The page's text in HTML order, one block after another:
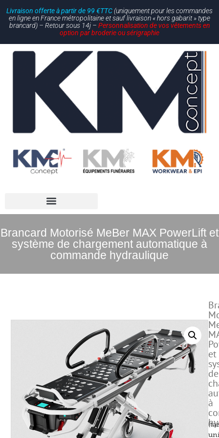
Livraison offerte à partir de 99 €TTC(uniquement pour les commandes
en ligne en France métropolitaine et sauf livraison « hors gabarit » type
brancard) – Retour sous 14j – Personnalisation de vos vêtements en
option par broderie ou sérigraphie
Brancard Motorisé MeBer MAX PowerLift et
système de chargement automatique à
commande hydraulique
et
de
à